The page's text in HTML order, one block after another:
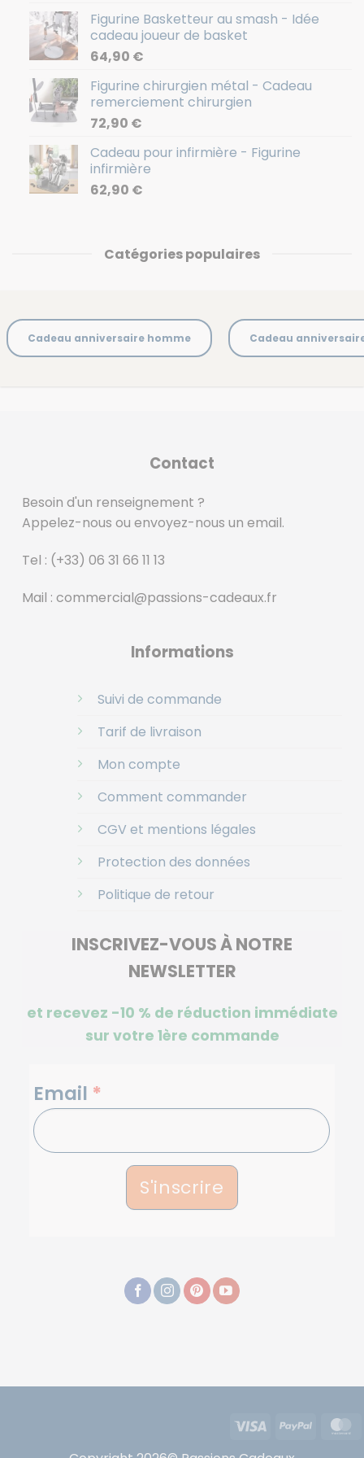
Figurine Basketteur au smash - Idée
cadeau joueur de basket
64,90 €
Figurine chirurgien métal - Cadeau
remerciement chirurgien
72,90 €
Cadeau pour infirmière - Figurine
infirmière
62,90 €
Catégories populaires
Cadeau anniversaire homme Cadeau
Contact
Besoin d'un renseignement ?
Appelez-nous ou envoyez-nous un email.
Tel : (+33) 06 31 66 11 13
Mail : commercial@passions-cadeaux.fr
Informations
Suivi de commande
Tarif de livraison
Mon compte
Comment commander
CGV et mentions légales
Protection des données
Politique de retour
INSCRIVEZ-VOUS À NOTRE
NEWSLETTER
et recevez -10 % de réduction immédiate
sur votre 1ère commande
NEWSLETTERS
Email *
S'inscrire
Visa PayPal